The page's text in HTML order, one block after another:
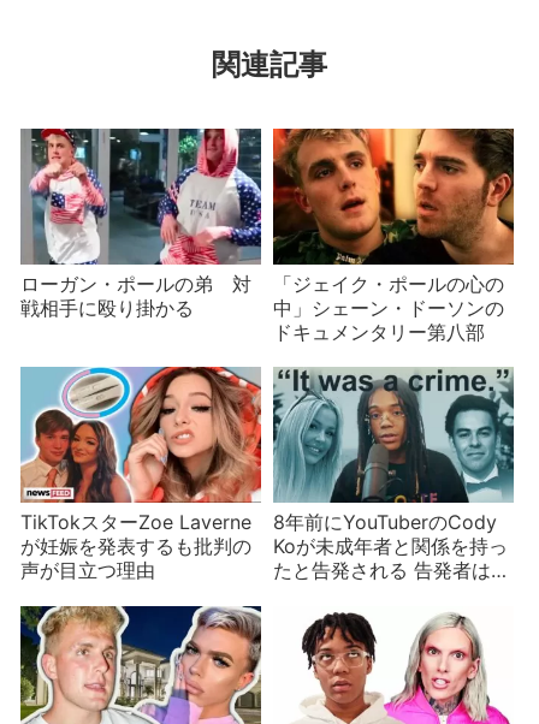
関連記事
ローガン・ポールの弟 対
戦相手に殴り掛かる
「ジェイク・ポールの心の
中」シェーン・ドーソンの
ドキュメンタリー第八部
TikTokスターZoe Laverne
が妊娠を発表するも批判の
声が目立つ理由
8年前にYouTuberのCody
Koが未成年者と関係を持っ
たと告発される 告発者は炎